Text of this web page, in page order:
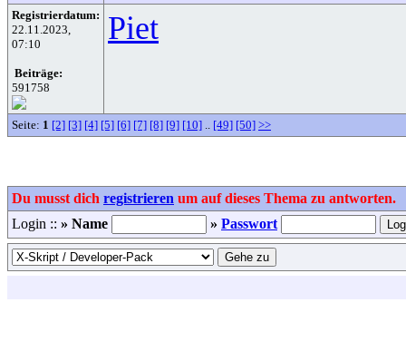
Registrierdatum:
22.11.2023,
07:10
Beiträge:
591758
Piet
Seite: 1 [2] [3] [4] [5] [6] [7] [8] [9] [10] .. [49] [50] >>
Du musst dich registrieren um auf dieses Thema zu antworten.
Login :: » Name » Passwort